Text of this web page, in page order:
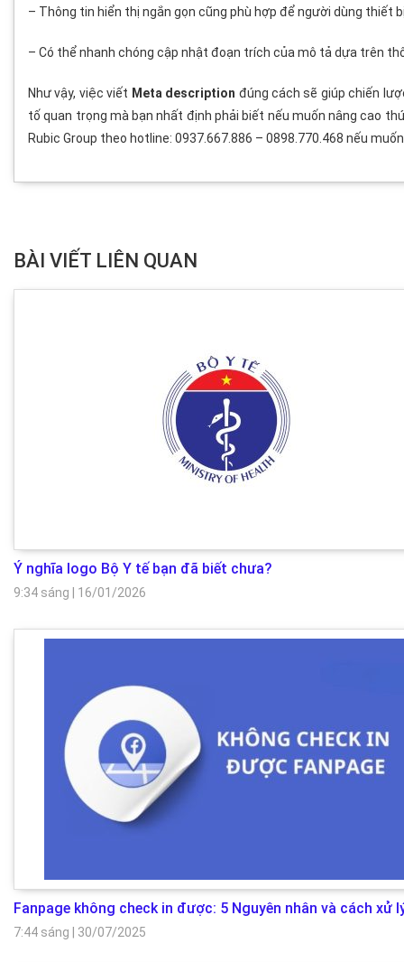
– Thông tin hiển thị ngắn gọn cũng phù hợp để người dùng thiết
– Có thể nhanh chóng cập nhật đoạn trích của mô tả dựa trên
Như vậy, việc viết Meta description đúng cách sẽ giúp chiến
tố quan trọng mà bạn nhất định phải biết nếu muốn nâng cao
Rubic Group theo hotline: 0937.667.886 – 0898.770.468 nếu
BÀI VIẾT LIÊN QUAN
Ý nghĩa logo Bộ Y tế bạn đã biết chưa?
9:34 sáng 16/01/2026
Fanpage không check in được: 5 Nguyên nhân và cách xử
7:44 sáng 30/07/2025